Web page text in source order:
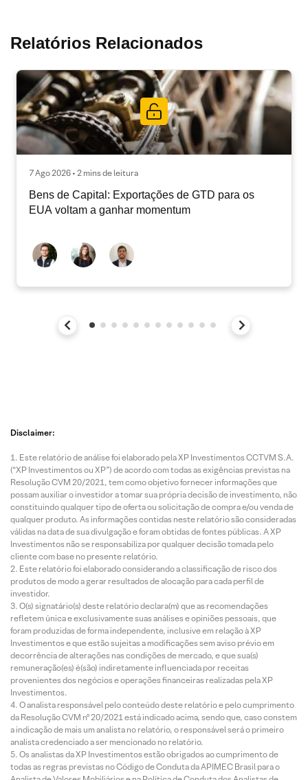
Relatórios Relacionados
7 Ago 2026 • 2 mins de leitura
Bens de Capital: Exportações de GTD para os
EUA voltam a ganhar momentum
Disclaimer:
Este relatório de análise foi elaborado pela XP Investimentos CCTVM S.A.
(“XP Investimentos ou XP”) de acordo com todas as exigências previstas na
Resolução CVM 20/2021, tem como objetivo fornecer informações que
possam auxiliar o investidor a tomar sua própria decisão de investimento, não
constituindo qualquer tipo de oferta ou solicitação de compra e/ou venda de
qualquer produto. As informações contidas neste relatório são consideradas
válidas na data de sua divulgação e foram obtidas de fontes públicas. A XP
Investimentos não se responsabiliza por qualquer decisão tomada pelo
cliente com base no presente relatório.
Este relatório foi elaborado considerando a classificação de risco dos
produtos de modo a gerar resultados de alocação para cada perfil de
investidor.
O(s) signatário(s) deste relatório declara(m) que as recomendações
refletem única e exclusivamente suas análises e opiniões pessoais, que
foram produzidas de forma independente, inclusive em relação à XP
Investimentos e que estão sujeitas a modificações sem aviso prévio em
decorrência de alterações nas condições de mercado, e que sua(s)
remuneração(es) é(são) indiretamente influenciada por receitas
provenientes dos negócios e operações financeiras realizadas pela XP
Investimentos.
O analista responsável pelo conteúdo deste relatório e pelo cumprimento
da Resolução CVM nº 20/2021 está indicado acima, sendo que, caso constem
a indicação de mais um analista no relatório, o responsável será o primeiro
analista credenciado a ser mencionado no relatório.
Os analistas da XP Investimentos estão obrigados ao cumprimento de
todas as regras previstas no Código de Conduta da APIMEC Brasil para o